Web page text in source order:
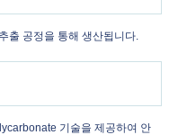
출 공정을 통해 생산됩니다.
기술을 제공하여 안